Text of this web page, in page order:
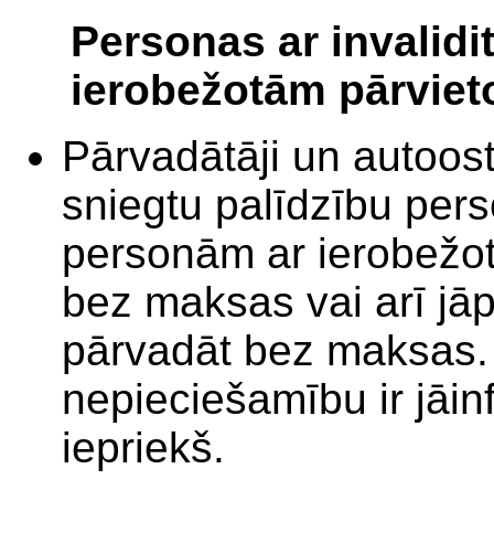
Personas ar
ierobežotām
Pārvadātāji un
sniegtu palīdzību
personām ar
bez maksas vai arī
pārvadāt bez
nepieciešamību ir
iepriekš.